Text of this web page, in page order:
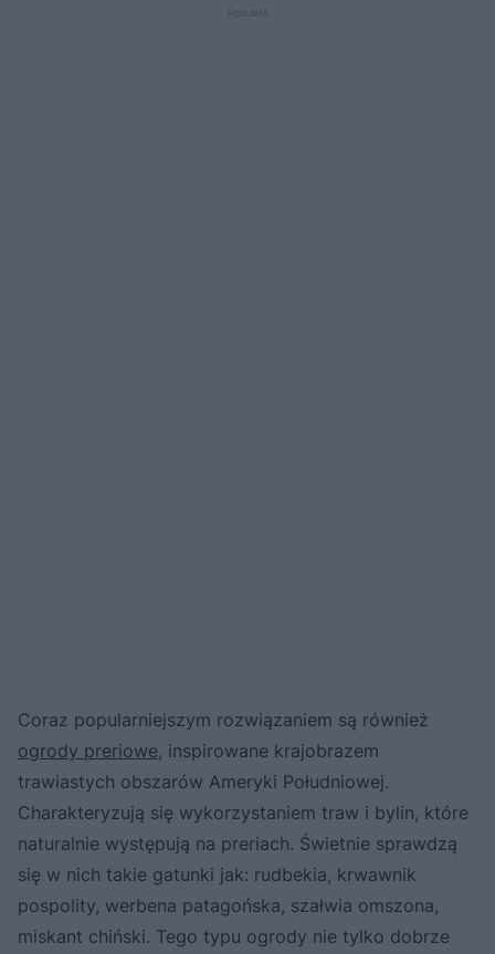
Coraz popularniejszym rozwiązaniem są również
ogrody preriowe, inspirowane krajobrazem
trawiastych obszarów Ameryki Południowej.
Charakteryzują się wykorzystaniem traw i bylin, które
naturalnie występują na preriach. Świetnie sprawdzą
się w nich takie gatunki jak: rudbekia, krwawnik
pospolity, werbena patagońska, szałwia omszona,
miskant chiński. Tego typu ogrody nie tylko dobrze